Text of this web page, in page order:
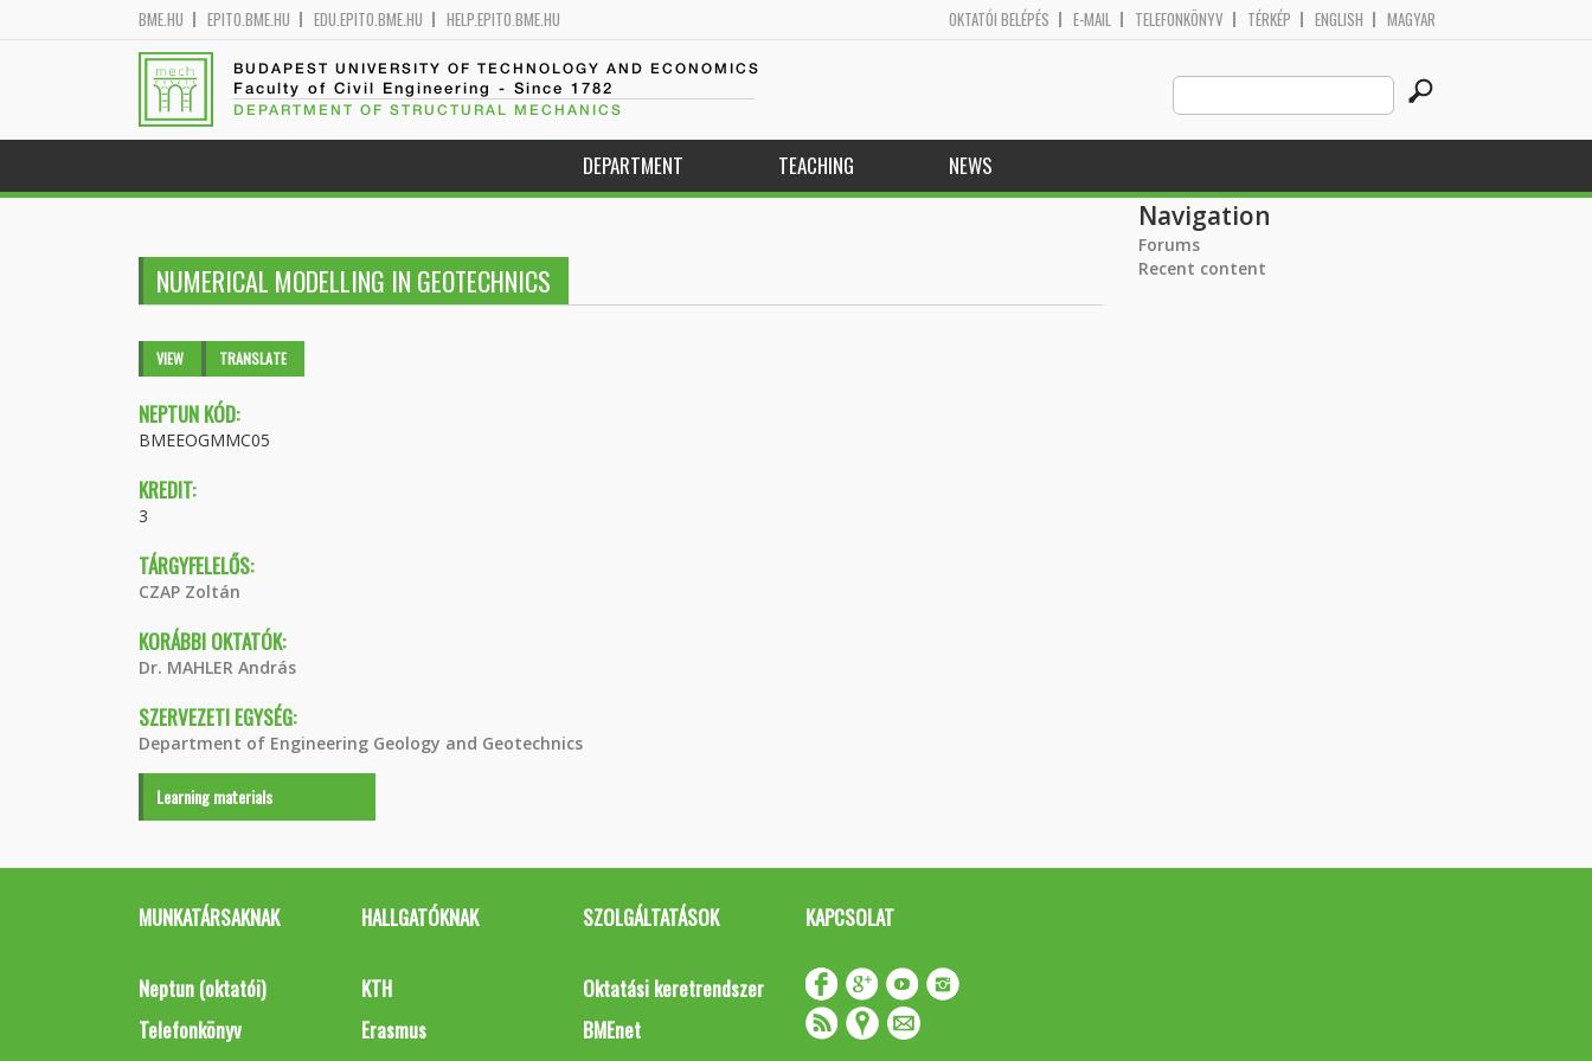
BME.HU EPITO.BME.HU EDU.EPITO.BME.HU HELP.EPITO.BME.HU OKTATÓI BELÉPÉS E-MAIL TELEFONKÖNYV TÉRKÉP ENGLISH MAGYAR
BUDAPEST UNIVERSITY OF TECHNOLOGY AND ECONOMICS
Faculty of Civil Engineering - Since 1782
DEPARTMENT OF STRUCTURAL MECHANICS
Search
this
site
DEPARTMENT TEACHING NEWS
NUMERICAL MODELLING IN GEOTECHNICS
Primary tabs
VIEW (ACTIVETRANSLATE
NEPTUN KÓD:
BMEEOGMMC05
KREDIT:
3
TÁRGYFELELŐS:
CZAP Zoltán
KORÁBBI OKTATÓK:
Dr. MAHLER András
SZERVEZETI EGYSÉG:
Department of Engineering Geology and Geotechnics
Learning materials
Navigation
Forums
Recent content
MUNKATÁRSAKNAK
Neptun (oktatói)
Telefonkönyv
HALLGATÓKNAK
KTH
Erasmus
SZOLGÁLTATÁSOK
Oktatási keretrendszer
BMEnet
KAPCSOLAT